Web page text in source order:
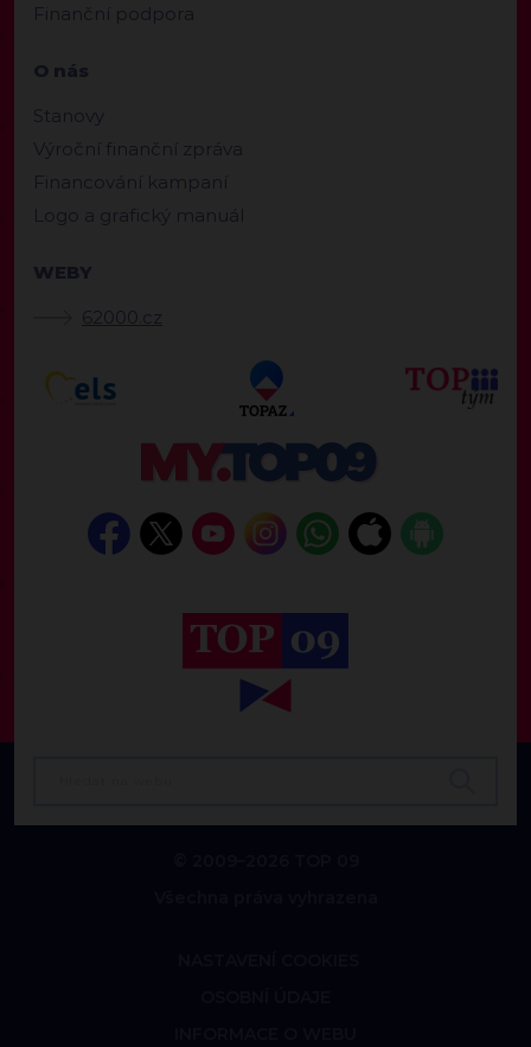
Finanční podpora
O nás
Stanovy
Výroční finanční zpráva
Financování kampaní
Logo a grafický manuál
WEBY
62000.cz